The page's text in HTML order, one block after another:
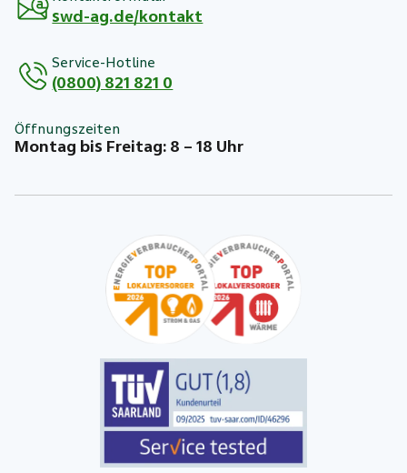
swd-ag.de/kontakt
Service-Hotline
(0800) 821 821 0
Öffnungszeiten
Montag bis Freitag: 8 – 18 Uhr